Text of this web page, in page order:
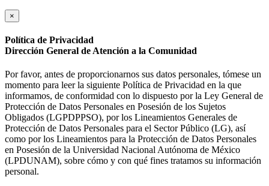
×
Política de Privacidad
Dirección General de Atención a la Comunidad
Por favor, antes de proporcionarnos sus datos personales, tómese un
momento para leer la siguiente Política de Privacidad en la que
informamos, de conformidad con lo dispuesto por la Ley General de
Protección de Datos Personales en Posesión de los Sujetos
Obligados (LGPDPPSO), por los Lineamientos Generales de
Protección de Datos Personales para el Sector Público (LG), así
como por los Lineamientos para la Protección de Datos Personales
en Posesión de la Universidad Nacional Autónoma de México
(LPDUNAM), sobre cómo y con qué fines tratamos su información
personal.